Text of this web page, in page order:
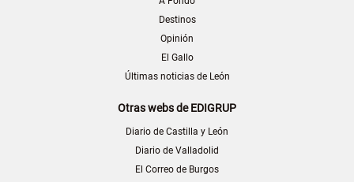
Destinos
Opinión
El Gallo
Últimas noticias de León
Otras webs de EDIGRUP
Diario de Castilla y León
Diario de Valladolid
El Correo de Burgos